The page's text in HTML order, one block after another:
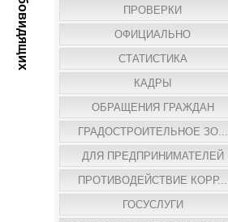
ПРОВЕРКИ
ОФИЦИАЛЬНО
СТАТИСТИКА
КАДРЫ
ОБРАЩЕНИЯ ГРАЖДАН
ГРАДОСТРОИТЕЛЬНОЕ ЗО...
ДЛЯ ПРЕДПРИНИМАТЕЛЕЙ
ПРОТИВОДЕЙСТВИЕ КОРР...
ГОСУСЛУГИ